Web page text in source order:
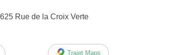
Rue de la Croix Verte
Trajet Maps